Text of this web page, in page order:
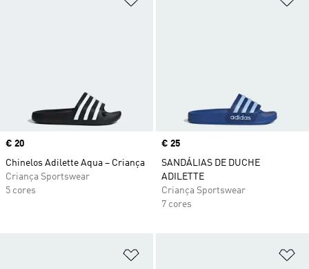
Price
€ 20
Chinelos Adilette Aqua – Criança
Criança Sportswear
5 cores
Price
€ 25
SANDÁLIAS DE DUCHE
ADILETTE
Criança Sportswear
7 cores